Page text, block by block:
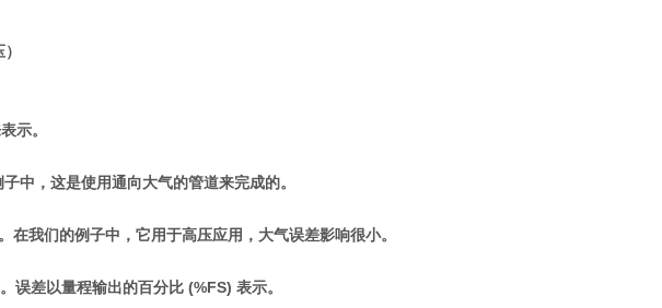
示。
中，这是使用通向大气的管道来完成的。
我们的例子中，它用于高压应用，大气误差影响很小。
误差以量程输出的百分比 (%FS) 表示。